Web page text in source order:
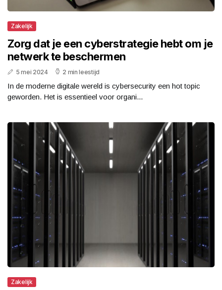
Zakelijk
Zorg dat je een cyberstrategie hebt om je
netwerk te beschermen
5 mei 2024 2 min leestijd
In de moderne digitale wereld is cybersecurity een hot topic
geworden. Het is essentieel voor organi...
Zakelijk